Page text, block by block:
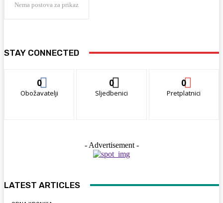
Nema postova za prikaz
STAY CONNECTED
0
Obožavatelji
0
Sljedbenici
0
Pretplatnici
- Advertisement -
LATEST ARTICLES